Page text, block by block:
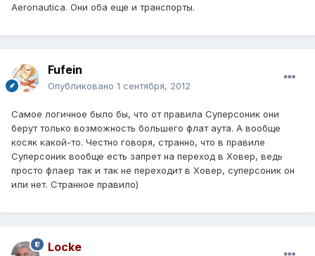
Aeronautica. Они оба еще и транспорты.
Fufein
Опубликовано 1 сентября, 2012
Самое логичное было бы, что от правила Суперсоник они
берут только возможность большего флат аута. А вообще
косяк какой-то. Честно говоря, странно, что в правиле
Суперсоник вообще есть запрет на переход в Ховер, ведь
просто флаер так и так не переходит в Ховер, суперсоник он
или нет. Странное правило)
Locke